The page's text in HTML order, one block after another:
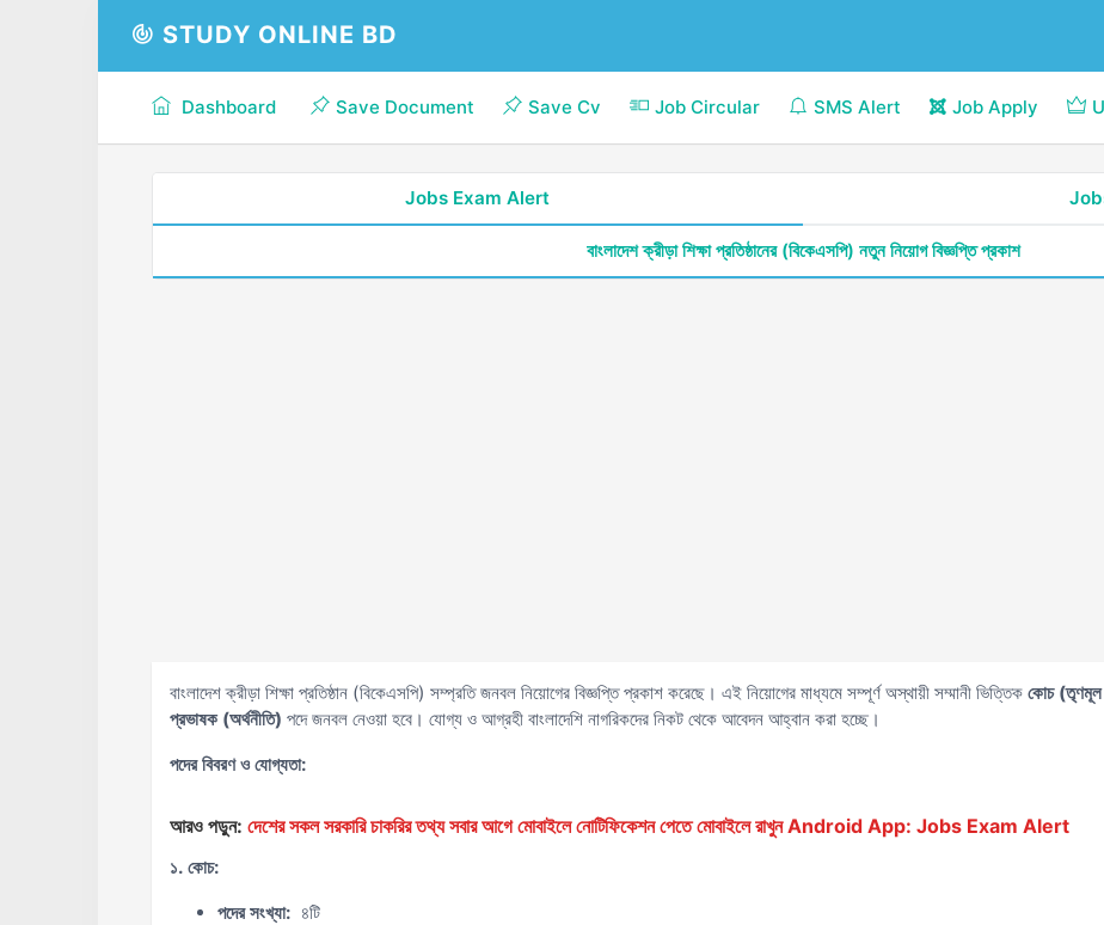
STUDY ONLINE BD
Dashboard Save Document Save Cv Job Circular SMS Alert Job Apply
Jobs Exam Alert
বাংলাদেশ ক্রীড়া শিক্ষা প্রতিষ্ঠানের (বিকেএসপি) নতুন নিয়োগ বিজ্ঞপ্তি প্রকাশ
বাংলাদেশ ক্রীড়া শিক্ষা প্রতিষ্ঠান (বিকেএসপি) সম্প্রতি জনবল নিয়োগের বিজ্ঞপ্তি প্রকাশ করেছে। এই নিয়োগের মাধ্যমে সম্পূর্ণ অস্থায়ী সম্মানী ভিত্তিক কোচ (তৃণমূল
প্রভাষক (অর্থনীতি) পদে জনবল নেওয়া হবে। যোগ্য ও আগ্রহী বাংলাদেশি নাগরিকদের নিকট থেকে আবেদন আহ্বান করা হচ্ছে।
পদের বিবরণ ও যোগ্যতা:
আরও পড়ুন: দেশের সকল সরকারি চাকরির তথ্য সবার আগে মোবাইলে নোটিফিকেশন পেতে মোবাইলে রাখুন Android App: Jobs Exam Alert
১. কোচ:
পদের সংখ্যা: ৪টি